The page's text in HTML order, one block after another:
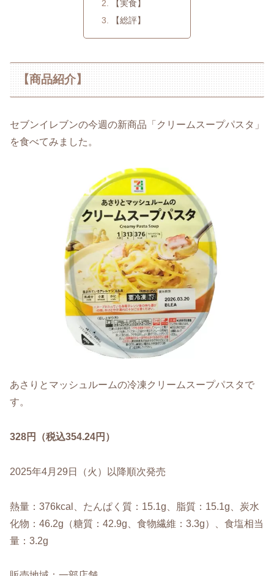
【実食】
【総評】
【商品紹介】
セブンイレブンの今週の新商品「クリームスープパスタ」
を食べてみました。
あさりとマッシュルームの冷凍クリームスープパスタで
す。
328円（税込354.24円）
2025年4月29日（火）以降順次発売
熱量：376kcal、たんぱく質：15.1g、脂質：15.1g、炭水
化物：46.2g（糖質：42.9g、食物繊維：3.3g）、食塩相当
量：3.2g